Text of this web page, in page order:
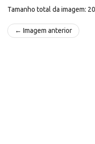
Tamanho total da imagem:
← Imagem anterior